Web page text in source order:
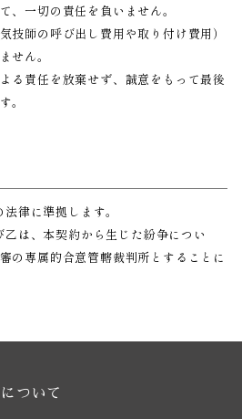
、一切の責任を負いません。
技師の呼び出し費用や取り付け費用）
せん。
る責任を放棄せず、誠意をもって最後
。
律に準拠します。
は、本契約から生じた紛争につい
の専属的合意管轄裁判所とすることに
ついて